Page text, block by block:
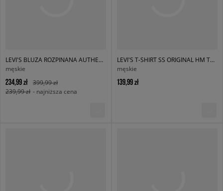
LEVI'S BLUZA ROZPINANA AUTHENTIC FULL ZIP BLACKS
męskie
234,99 zł
399,99 zł
239,99 zł - najniższa cena
LEVI'S T-SHIRT SS ORIGINAL HM TEE REDS
męskie
139,99 zł